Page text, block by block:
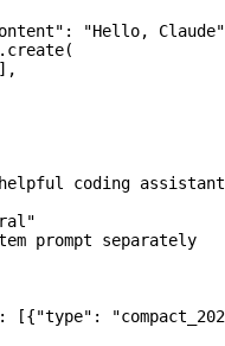
:
"Hello, Claude"
],
helpful coding
prompt separately
: [{"type" :